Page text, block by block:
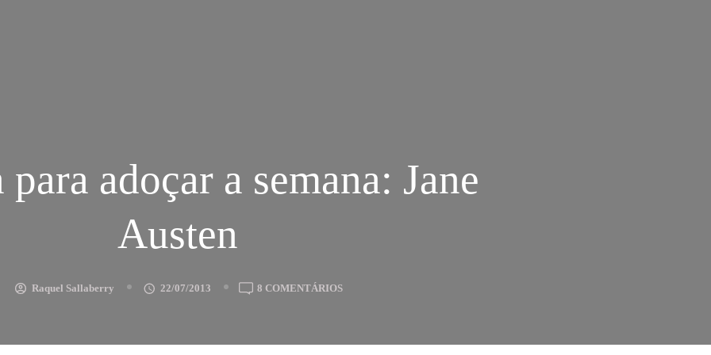
adoçar a semana: Jane
Austen
Raquel Sallaberry 22/07/2013 8 COMENTÁRIOSEM
ADOÇAR